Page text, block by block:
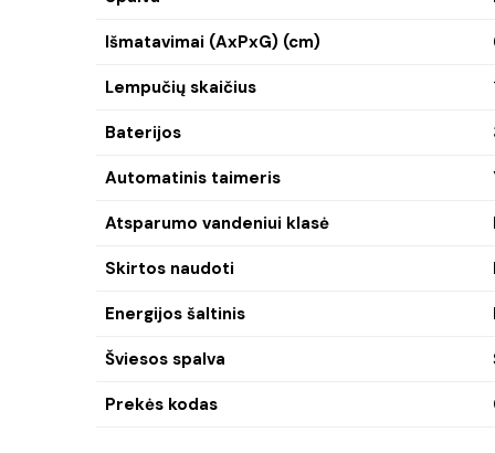
Išmatavimai (AxPxG) (cm)
Lempučių skaičius
Baterijos
Automatinis taimeris
Atsparumo vandeniui klasė
Skirtos naudoti
Energijos šaltinis
Šviesos spalva
Prekės kodas